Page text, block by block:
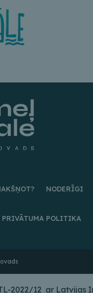
NODERĪGI
PRIVĀTUMA POLITIKA
2022/12 ar